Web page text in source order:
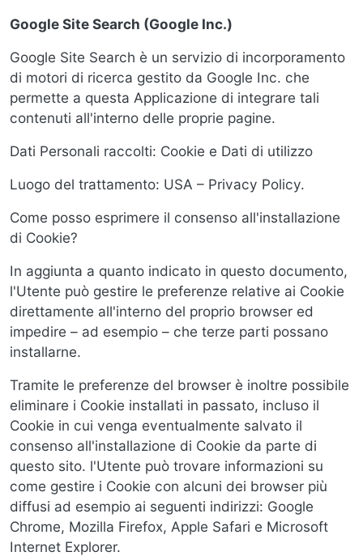
Google Site Search (Google Inc.)
Google Site Search è un servizio di incorporamento
di motori di ricerca gestito da Google Inc. che
permette a questa Applicazione di integrare tali
contenuti all'interno delle proprie pagine.
Dati Personali raccolti: Cookie e Dati di utilizzo
Luogo del trattamento: USA – Privacy Policy.
Come posso esprimere il consenso all'installazione
di Cookie?
In aggiunta a quanto indicato in questo documento,
l'Utente può gestire le preferenze relative ai Cookie
direttamente all'interno del proprio browser ed
impedire – ad esempio – che terze parti possano
installarne.
Tramite le preferenze del browser è inoltre possibile
eliminare i Cookie installati in passato, incluso il
Cookie in cui venga eventualmente salvato il
consenso all'installazione di Cookie da parte di
questo sito. l'Utente può trovare informazioni su
come gestire i Cookie con alcuni dei browser più
diffusi ad esempio ai seguenti indirizzi: Google
Chrome, Mozilla Firefox, Apple Safari e Microsoft
Internet Explorer.